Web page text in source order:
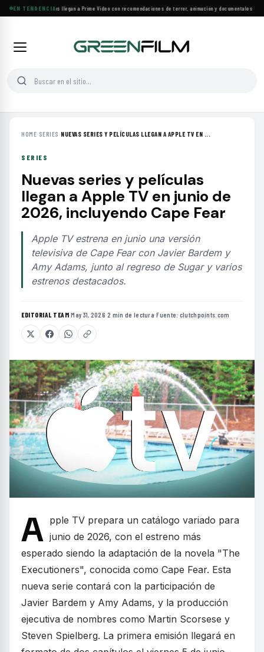
EN TENDENCIA
Más de 160 estrenos llegan a Prime Video con recomendaciones de terror, animación y documentales·Las
HOME› SERIES ›NUEVAS SERIES Y PELÍCULAS LLEGAN A APPLE TV EN ...
SERIES
Nuevas series y películas
llegan a Apple TV en junio de
2026, incluyendo Cape Fear
Apple TV estrena en junio una versión
televisiva de Cape Fear con Javier Bardem y
Amy Adams, junto al regreso de Sugar y varios
estrenos destacados.
EDITORIAL TEAM·May 31, 2026·2 min de lectura·Fuente: clutchpoints.com
A pple TV prepara un catálogo variado para
junio de 2026, con el estreno más
esperado siendo la adaptación de la novela "The
Executioners", conocida como Cape Fear. Esta
nueva serie contará con la participación de
Javier Bardem y Amy Adams, y la producción
ejecutiva de nombres como Martin Scorsese y
Steven Spielberg. La primera emisión llegará en